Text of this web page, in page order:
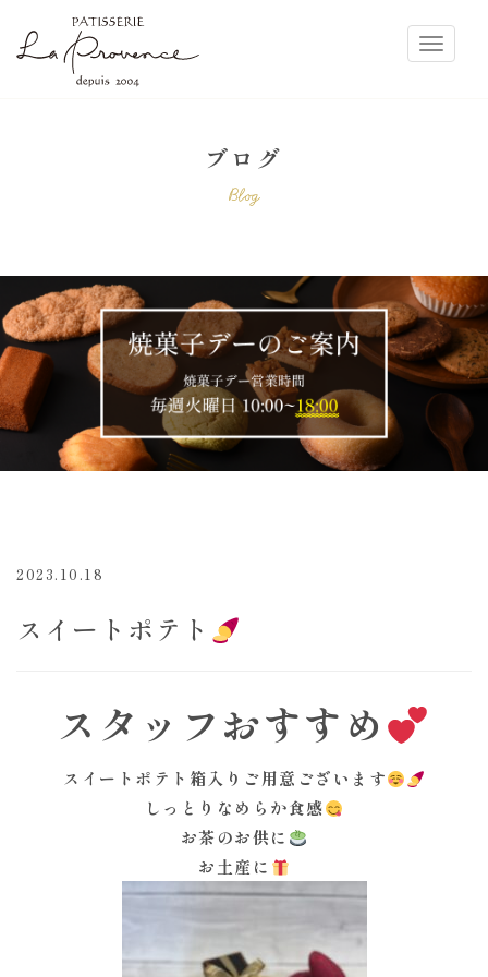
ブログ
Blog
2023.10.18
スイートポテト
スタッフおすすめ
スイートポテト箱入りご用意ございます
しっとりなめらか食感
お茶のお供に
お土産に